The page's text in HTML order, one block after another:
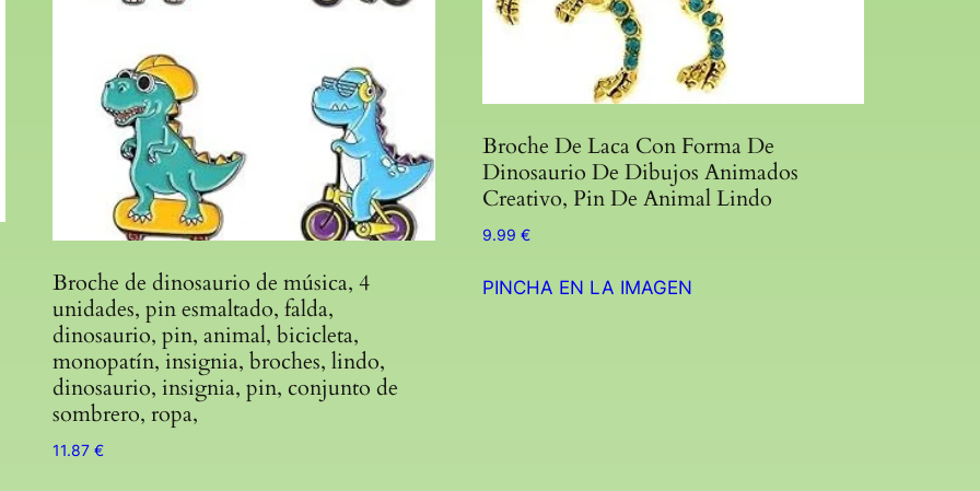
Broche de dinosaurio de música, 4
unidades, pin esmaltado, falda,
dinosaurio, pin, animal, bicicleta,
monopatín, insignia, broches, lindo,
dinosaurio, insignia, pin, conjunto de
sombrero, ropa,
11.87€
Broche De Laca Con Forma De
Dinosaurio De Dibujos Animados
Creativo, Pin De Animal Lindo
9.99 €
PINCHA EN LA IMAGEN